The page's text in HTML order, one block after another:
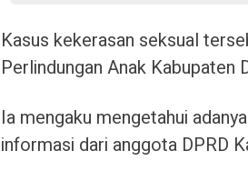
Kasus kekerasan seksual
Perlindungan Anak Kabupaten
Ia mengaku mengetahui
informasi dari anggota DPRD